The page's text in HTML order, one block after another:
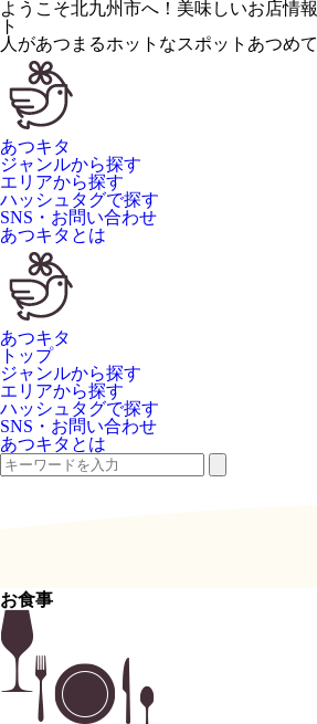
ようこそ北九州市へ！美味しいお店情
ト
人があつ まるホットなスポット あつめ
あつキタ
ジャンルから探す
エリアから探す
ハッシュタグで探す
SNS・お問い合わせ
あつキタとは
あつキタ
トップ
ジャンルから探す
エリアから探す
ハッシュタグで探す
SNS・お問い合わせ
あつキタとは
お食事